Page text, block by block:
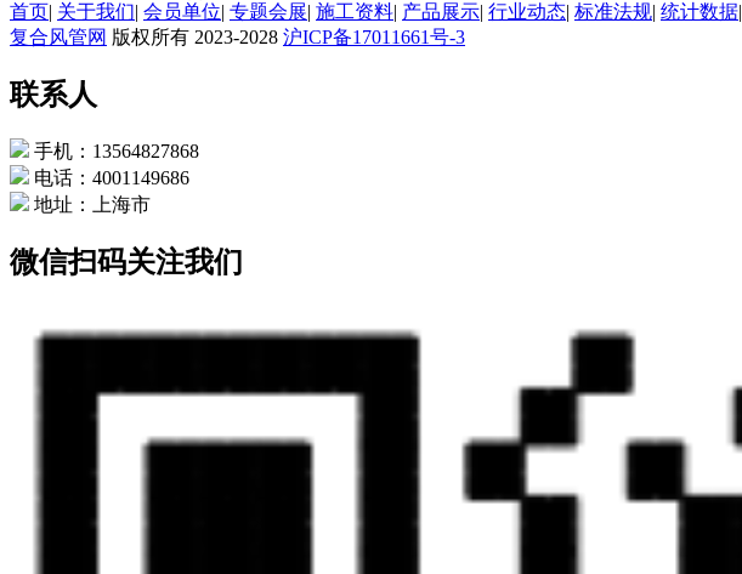
首页| 关于我们| 会员单位| 专题会展| 施工资料| 产品展示| 行业动态| 标准法规| 统计数据|
复合风管网 版权所有 2023-2028 沪ICP备17011661号-3
联系人
手机：13564827868
电话：4001149686
地址：上海市
微信扫码关注我们